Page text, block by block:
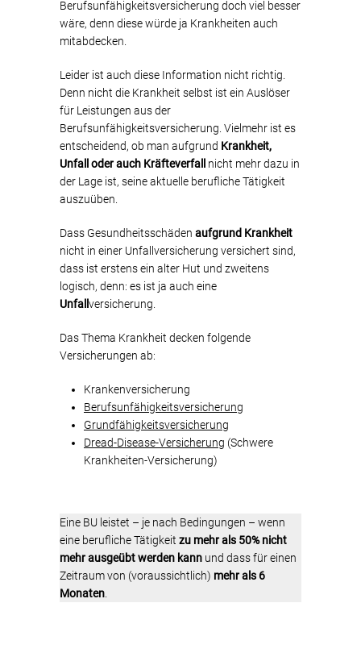
Berufsunfähigkeitsversicherung doch viel besser
wäre, denn diese würde ja Krankheiten auch
mitabdecken.
Leider ist auch diese Information nicht richtig.
Denn nicht die Krankheit selbst ist ein Auslöser
für Leistungen aus der
Berufsunfähigkeitsversicherung. Vielmehr ist es
entscheidend, ob man aufgrund Krankheit,
Unfall oder auch Kräfteverfall
nicht mehr dazu in
der Lage ist, seine aktuelle berufliche Tätigkeit
auszuüben.
Dass Gesundheitsschäden aufgrund Krankheit
nicht in einer Unfallversicherung versichert sind,
dass ist erstens ein alter Hut und zweitens
logisch, denn: es ist ja auch eine
Unfall versicherung.
Das Thema Krankheit decken folgende
Versicherungen ab:
Krankenversicherung
Berufsunfähigkeitsversicherung
Grundfähigkeitsversicherung
Dread-Disease-Versicherung (Schwere
Krankheiten-Versicherung)
Eine BU leistet – je nach Bedingungen – wenn
eine berufliche Tätigkeit zu mehr als 50% nicht
mehr ausgeübt werden kann und dass für einen
Zeitraum von (voraussichtlich) mehr als 6
Monaten